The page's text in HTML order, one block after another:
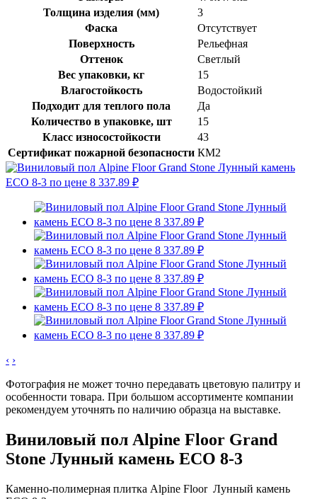
Толщина изделия (мм)
3
Фаска
Отсутствует
Поверхность
Рельефная
Оттенок
Светлый
Вес упаковки, кг
15
Влагостойкость
Водостойкий
Подходит для теплого пола
Да
Количество в упаковке, шт
15
Класс износостойкости
43
Сертификат пожарной безопасности КМ2
‹ ›
Фотография не может точно передавать цветовую палитру и
особенности товара. При большом ассортименте компании
рекомендуем уточнять по наличию образца на выставке.
Виниловый пол Alpine Floor Grand
Stone Лунный камень ЕСО 8-3
Каменно-полимерная плитка Alpine Floor Лунный камень